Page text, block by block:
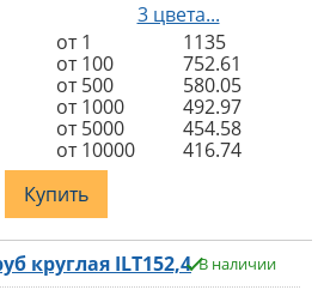
3 цвета...
от 1
1135
от 100
752.61
от 500
580.05
от 1000
492.97
от 5000
454.58
от 10000
416.74
Купить
круглая ILT152,4 В наличии